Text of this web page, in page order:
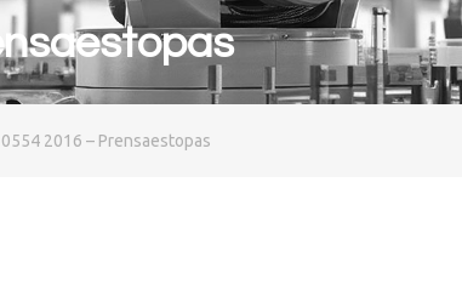
0554 2016 – Prensaestopas